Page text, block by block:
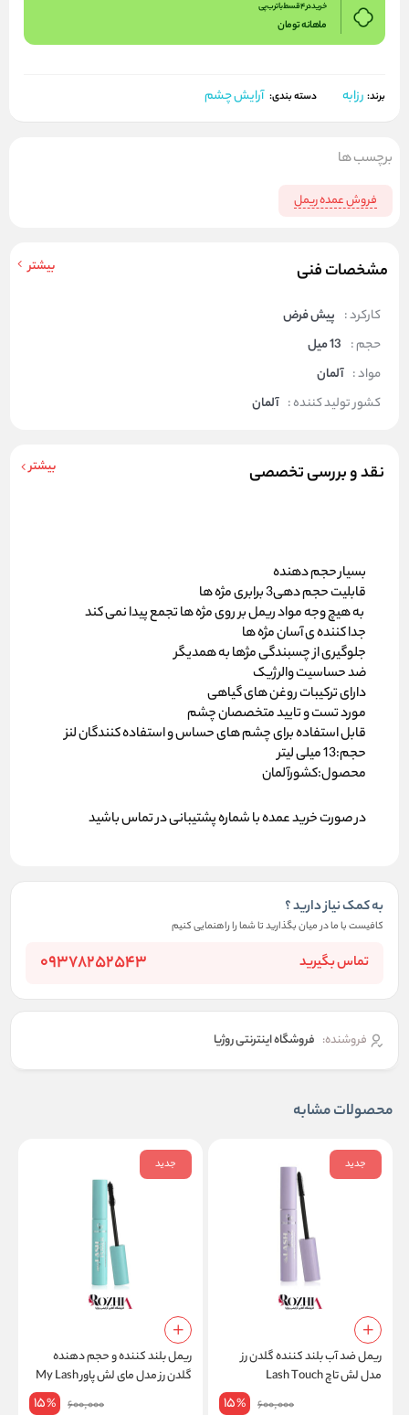
خرید در 4 قسط با ترب پی
ماهانهتومان
برند: رزابه دسته بندی: آرایش چشم
مشخصات فنی بیشتر
کارکرد : پیش فرض
حجم : 13 میل
مواد : آلمان
کشور تولید کننده : آلمان
نقد و بررسی تخصصی بیشتر
بسیار حجم دهنده
قابلیت حجم دهی3 برابری مژه ها
به هیچ وجه مواد ریمل بر روی مژه ها تجمع پیدا نمی کند
جدا کننده ی آسان مژه ها
جلوگیری از چسبندگی مژها به همدیگر
ضد حساسیت والرژیک
دارای ترکیبات روغن های گیاهی
مورد تست و تایید متخصصان چشم
قابل استفاده برای چشم های حساس و استفاده کنندگان لنز
حجم:13 میلی لیتر
محصول:کشورآلمان
در صورت خرید عمده با شماره پشتیبانی در تماس باشید
به کمک نیاز دارید ؟
کافیست با ما در میان بگذارید تا شما را راهنمایی کنیم
تماس بگیرید 09378252543
فروشنده: فروشگاه اینترنتی روژیا
برچسب ها
فروش عمده ریمل
محصولات مشابه
جدید
ریمل ضد آب بلند کننده گلدن رز
مدل لش تاچ Lash Touch
600,000
15%
جدید
ریمل بلند کننده و حجم دهنده
گلدن رز مدل مای لش پاور My Lash
600,000
15%